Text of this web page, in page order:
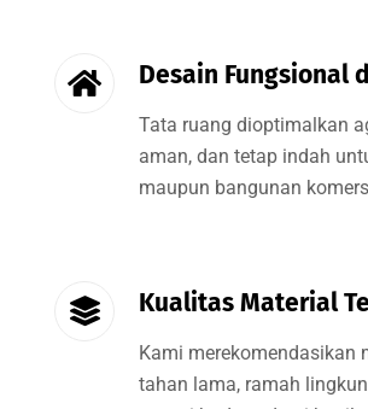
Desain Fungsional
Tata ruang dioptimalkan
aman, dan tetap indah
maupun bangunan
Kualitas Material
Kami merekomendasikan
tahan lama, ramah